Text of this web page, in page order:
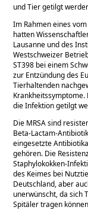
und Tier getilgt
Im Rahmen eines
hatten
Lausanne und des
Westschweizer
ST398 bei einem
zur Entzündung des
Tierhaltenden
die Infektion getilgt
Die MRSA sind
Beta-Lactam-
eingesetzte
gehören. Die
Staphylokokken-
des Keimes bei
Deutschland, aber
unerwünscht, da sich
Spitäler tragen